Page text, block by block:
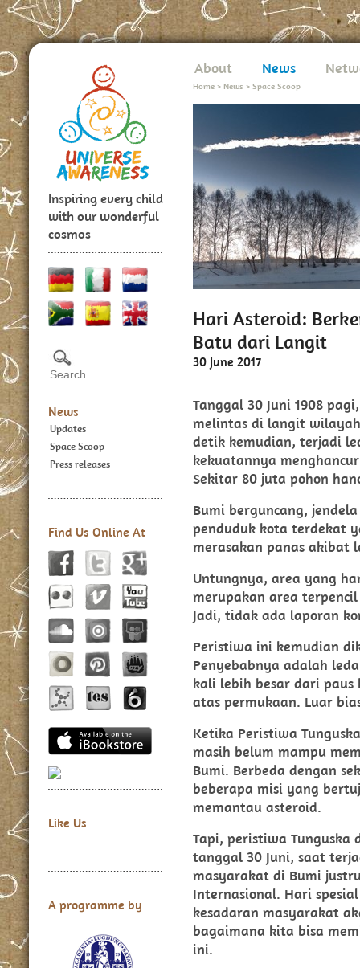
Inspiring every child
with our wonderful
cosmos
News
Updates
Space Scoop
Press releases
Find Us Online At
Like Us
A programme by
About News
Home > News > Space Scoop
Hari Asteroid:
Batu dari Langit
30 June 2017
Tanggal 30 Juni 1908
melintas di langit
detik kemudian, terjadi
kekuatannya
Sekitar 80 juta pohon
Bumi berguncang,
penduduk kota terdekat
merasakan panas
Untungnya, area yang
merupakan area
Jadi, tidak ada laporan
Peristiwa ini kemudian
Penyebabnya adalah
kali lebih besar dari
atas permukaan. Luar
Ketika Peristiwa
masih belum mampu
Bumi. Berbeda dengan
beberapa misi yang
memantau asteroid.
Tapi, peristiwa
tanggal 30 Juni, saat
masyarakat di Bumi
Internasional. Hari
kesadaran masyarakat
bagaimana kita bisa
ini.